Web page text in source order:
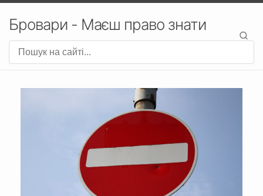
Бровари - Маєш право знати